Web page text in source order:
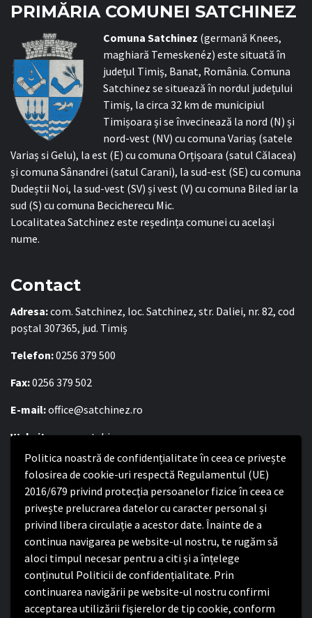
Politica noastră de confidențialitate în ceea ce privește
folosirea de cookie-uri respectă Regulamentul (UE)
2016/679 privind protecția persoanelor fizice în ceea ce
privește prelucrarea datelor cu caracter personal și
privind libera circulație a acestor date. Înainte de a
continua navigarea pe website-ul nostru, te rugăm să
aloci timpul necesar pentru a citi și a înțelege
conținutul Politicii de confidențialitate. Prin
continuarea navigării pe website-ul nostru confirmi
acceptarea utilizării fişierelor de tip cookie, conform
PRIMĂRIA COMUNEI SATCHINEZ
Comuna Satchinez (germană Knees,
maghiară Temeskenéz) este situată în
județul Timiș, Banat, România. Comuna
Satchinez se situează în nordul județului
Timiș, la circa 32 km de municipiul
Timișoara și se învecinează la nord (N) și
nord-vest (NV) cu comuna Variaș (satele
Variaș si Gelu), la est (E) cu comuna Orțișoara (satul Călacea)
și comuna Sânandrei (satul Carani), la sud-est (SE) cu comuna
Dudeștii Noi, la sud-vest (SV) și vest (V) cu comuna Biled iar la
sud (S) cu comuna Becicherecu Mic.
Localitatea Satchinez este reședința comunei cu același
nume.
Contact
Adresa:com. Satchinez, loc. Satchinez, str. Daliei, nr. 82, cod
poștal 307365, jud. Timiș
Telefon:0256 379 500
Fax:0256 379 502
E-mail:office@satchinez.ro
Website:www.satchinez.ro
Program cu publicul:
Luni – Joi:8:00-16:30
Vineri:8:00 – 14:00
Politica de confidențialitate
Politica de confidențialitate
Nota de informare privind implementarea Regulamentului